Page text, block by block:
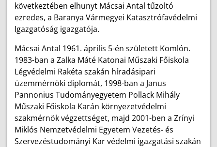
következtében elhunyt Mácsai Antal tűzoltó
ezredes, a Baranya Vármegyei Katasztrófavédelmi
Igazgatóság igazgatója.
Mácsai Antal 1961. április 5-én született Komlón.
1983-ban a Zalka Máté Katonai Műszaki Főiskola
Légvédelmi Rakéta szakán híradásipari
üzemmérnöki diplomát, 1998-ban a Janus
Pannonius Tudományegyetem Pollack Mihály
Műszaki Főiskola Karán környezetvédelmi
szakmérnök végzettséget, majd 2001-ben a Zrínyi
Miklós Nemzetvédelmi Egyetem Vezetés- és
Szervezéstudományi Kar védelmi igazgatási szakán